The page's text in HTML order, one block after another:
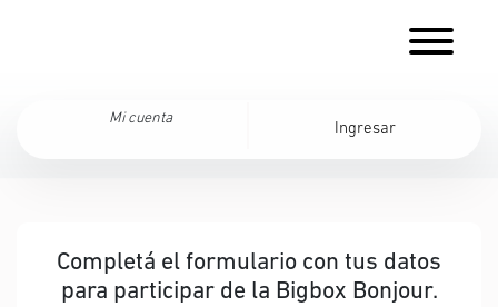
Mi cuenta
Ingresar
Completá el formulario con tus datos
para participar de la Bigbox Bonjour.